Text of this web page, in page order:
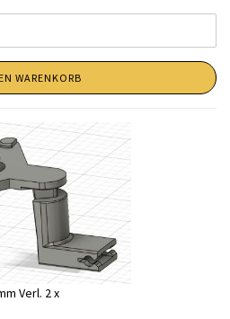
WARENKORB
Verl. 2 x